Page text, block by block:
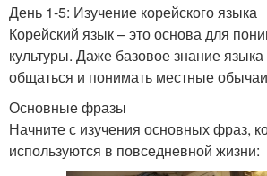
День 1-5: Изучение корейского языка
Корейский язык – это основа для
культуры. Даже базовое знание
общаться и понимать местные
Основные фразы
Начните с изучения основных фраз,
используются в повседневной жизни: